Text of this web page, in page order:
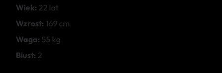
Wiek: 22 lat
Wzrost: 169 cm
Waga: 55 kg
Biust: 2